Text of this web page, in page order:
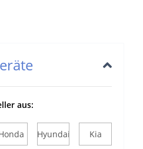
aus:
Hyundai Kia